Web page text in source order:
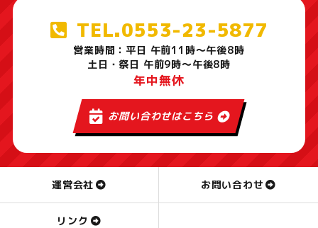
TEL.0553-23-5877
営業時間：平日 午前11時～午後8時
土日・祭日 午前9時～午後8時
年中無休
お問い合わせはこちら
運営会社 お問い合わせ
リンク